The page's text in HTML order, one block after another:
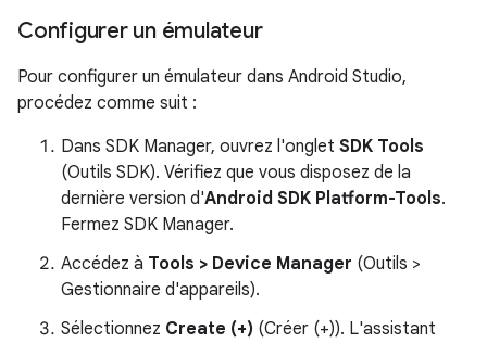
Configurer un émulateur
Pour configurer un émulateur dans Android Studio,
procédez comme suit :
Dans SDK Manager, ouvrez l'onglet SDK Tools
(Outils SDK). Vérifiez que vous disposez de la
dernière version d'Android SDK Platform-Tools.
Fermez SDK Manager.
Accédez à Tools > Device Manager (Outils >
Gestionnaire d'appareils).
Sélectionnez Create (+) (Créer (+)). L'assistant